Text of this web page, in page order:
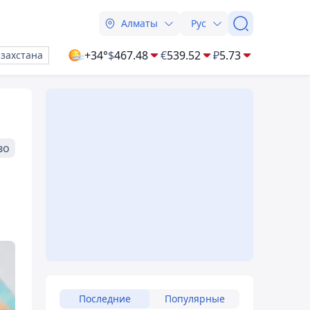
Алматы Рус
+34°$467.48 €539.52 ₽5.73
Последние Популярные